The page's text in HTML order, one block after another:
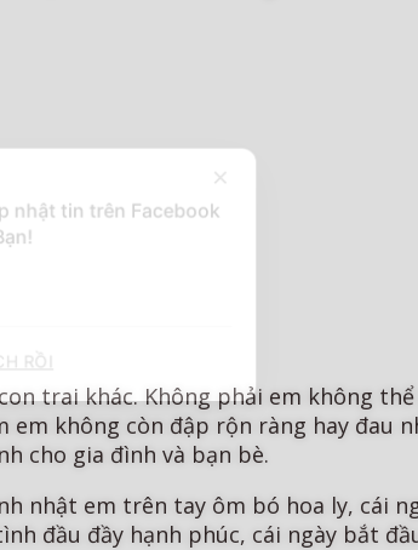
trai khác. Không phải em không thể
không còn đập rộn ràng hay đau
cho gia đình và bạn bè.
nhật em trên tay ôm bó hoa ly, cái
đầu đầy hạnh phúc, cái ngày bắt
×
nhật tin trên Facebook
RỒI